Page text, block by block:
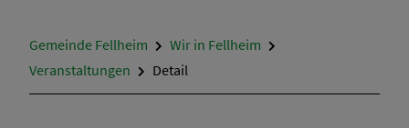
Gemeinde Fellheim
Wir in Fellheim
Veranstaltungen
Detail